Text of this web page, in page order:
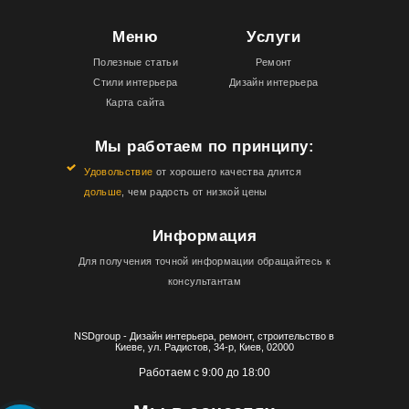
NSDgroup - Дизайн интерьера, ремонт, строительство в
Киеве, ул. Радистов, 34-р, Киев, 02000
Работаем с 9:00 до 18:00
Меню
Полезные статьи
Стили интерьера
Карта сайта
Услуги
Ремонт
Дизайн интерьера
Мы работаем по принципу:
Удовольствие от хорошего качества длится
дольше , чем радость от низкой цены
Информация
Для получения точной информации обращайтесь к
консультантам